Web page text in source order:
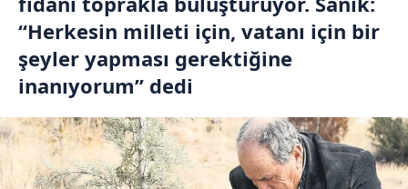
“Herkesin milleti için, vatanı için bir
şeyler yapması gerektiğine
inanıyorum” dedi